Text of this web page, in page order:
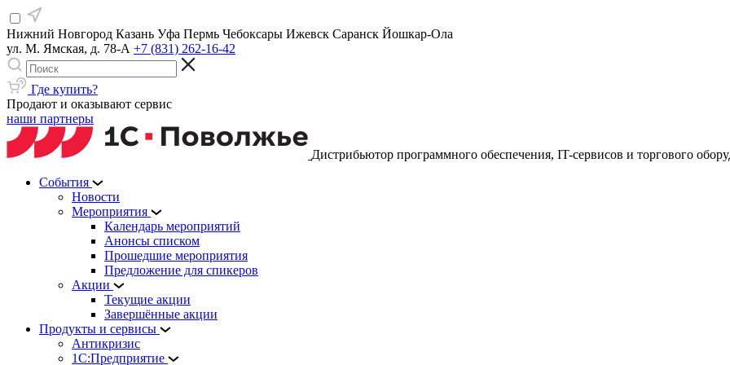
Нижний Новгород Казань Уфа Пермь Чебоксары Ижевск Саранск Йошкар-Ола
ул. М. Ямская, д. 78-А +7 (831) 262-16-42
Где купить?
Продают и оказывают сервис
наши партнеры
Дистрибьютор программного обеспечения, IT-сервисов и торгового
События
Новости
Мероприятия
Календарь мероприятий
Анонсы списком
Прошедшие мероприятия
Предложение для спикеров
Акции
Текущие акции
Завершённые акции
Продукты и сервисы
Антикризис
1С:Предприятие